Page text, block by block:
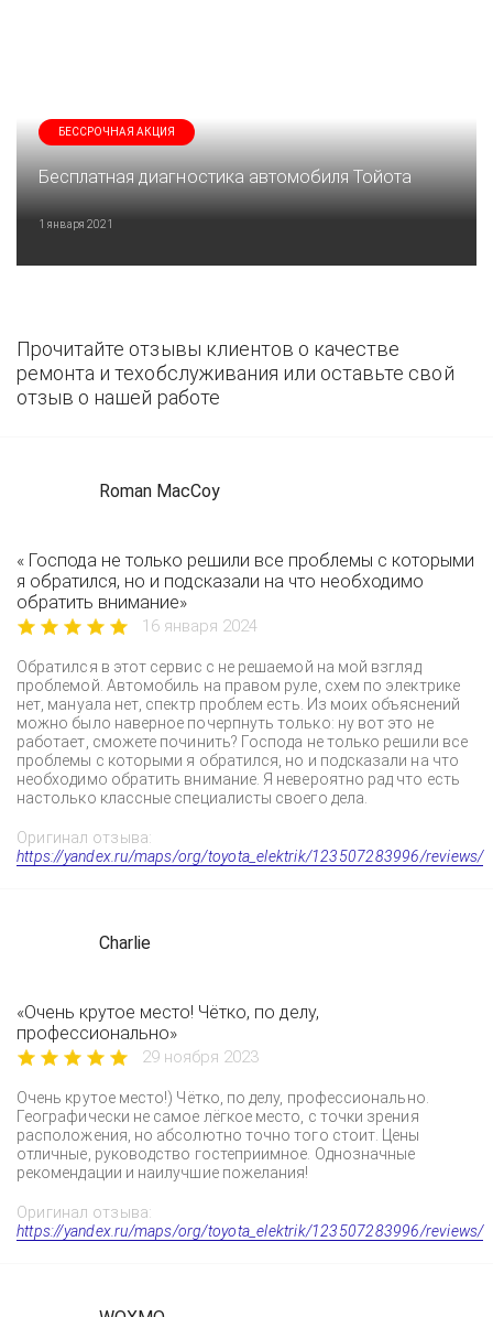
БЕССРОЧНАЯ АКЦИЯ
Бесплатная диагностика автомобиля Тойота
1 января 2021
Прочитайте отзывы клиентов о качестве
ремонта и техобслуживания или оставьте свой
отзыв о нашей работе
Roman MacCoy
« Господа не только решили все проблемы с которыми
я обратился, но и подсказали на что необходимо
обратить внимание»
16 января 2024
Обратился в этот сервис с не решаемой на мой взгляд
проблемой. Автомобиль на правом руле, схем по электрике
нет, мануала нет, спектр проблем есть. Из моих объяснений
можно было наверное почерпнуть только: ну вот это не
работает, сможете починить? Господа не только решили все
проблемы с которыми я обратился, но и подсказали на что
необходимо обратить внимание. Я невероятно рад что есть
настолько классные специалисты своего дела.
Оригинал отзыва:
https://yandex.ru/maps/org/toyota_elektrik/123507283996/reviews/
Charlie
«Очень крутое место! Чётко, по делу,
профессионально»
29 ноября 2023
Очень крутое место!) Чётко, по делу, профессионально.
Географически не самое лёгкое место, с точки зрения
расположения, но абсолютно точно того стоит. Цены
отличные, руководство гостеприимное. Однозначные
рекомендации и наилучшие пожелания!
Оригинал отзыва:
https://yandex.ru/maps/org/toyota_elektrik/123507283996/reviews/